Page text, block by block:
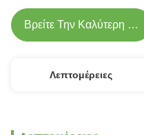
Βρείτε Την Καλύτερη Τιμή
Λεπτομέρειες